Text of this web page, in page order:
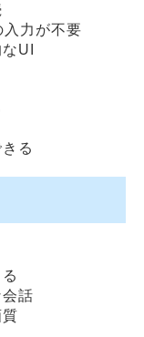
力が不要
UI
る
話